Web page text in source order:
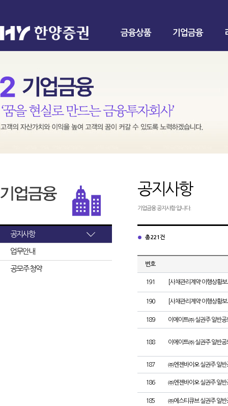
금융상품 기업금융
공지사항
업무안내
공모주 청약
공지사항
기업금융 공지사항 입니다.
총 221건
번호
191 [사채관리계약 이행상황
190 [사채관리계약 이행상황
189 이에이트㈜ 실권주 일반공
188 이에이트㈜ 실권주 일반공
187 ㈜엔젠바이오 실권주 일반
186 ㈜엔젠바이오 실권주 일반
185 ㈜에스티큐브 실권주 일반